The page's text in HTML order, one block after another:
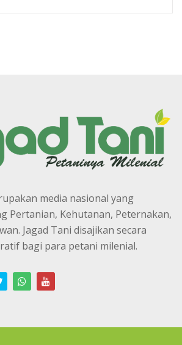
media nasional yang
Pertanian, Kehutanan, Peternakan,
Jagad Tani disajikan secara
bagi para petani milenial.